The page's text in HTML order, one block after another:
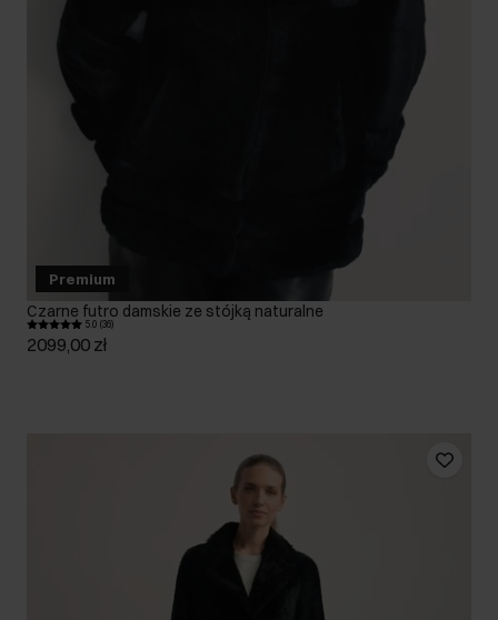
Premium
Czarne futro damskie ze stójką naturalne
5.0 (36)
2099,00 zł